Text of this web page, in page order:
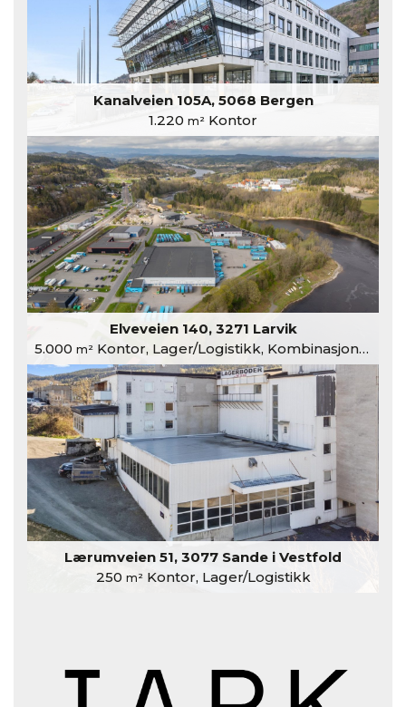
Kanalveien 105A, 5068 Bergen
1.220 m² Kontor
Elveveien 140, 3271 Larvik
5.000 m²Kontor, Lager/Logistikk, Kombinasjonslokaler
Lærumveien 51, 3077 Sande i Vestfold
250 m²Kontor, Lager/Logistikk